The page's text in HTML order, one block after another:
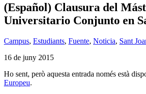
(Español) Clausura del
Universitario Conjunto en
Campus, Estudiants, Fuente, Noticia, Sant
16 de juny 2015
Ho sent, però aquesta entrada només està
Europeu.